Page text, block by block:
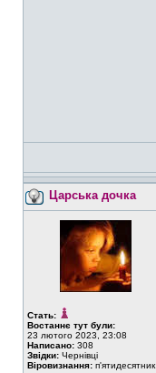
Царська дочка
Стать:
Востаннє тут були:
23 лютого 2023, 23:08
Написано: 308
Звідки: Чернівці
Віровизнання: п'ятидесятник